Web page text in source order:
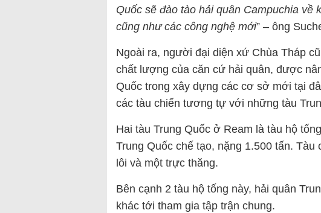
Quốc sẽ đào tào hải quân Campuchia về
cũng như các công nghệ mới” – ông
Ngoài ra, người đại diện xứ Chùa Tháp
chất lượng của căn cứ hải quân, được
Quốc trong xây dựng các cơ sở mới tại
các tàu chiến tương tự với những tàu
Hai tàu Trung Quốc ở Ream là tàu hộ
Trung Quốc chế tạo, nặng 1.500 tấn.
lôi và một trực thăng.
Bên cạnh 2 tàu hộ tống này, hải quân
khác tới tham gia tập trận chung.